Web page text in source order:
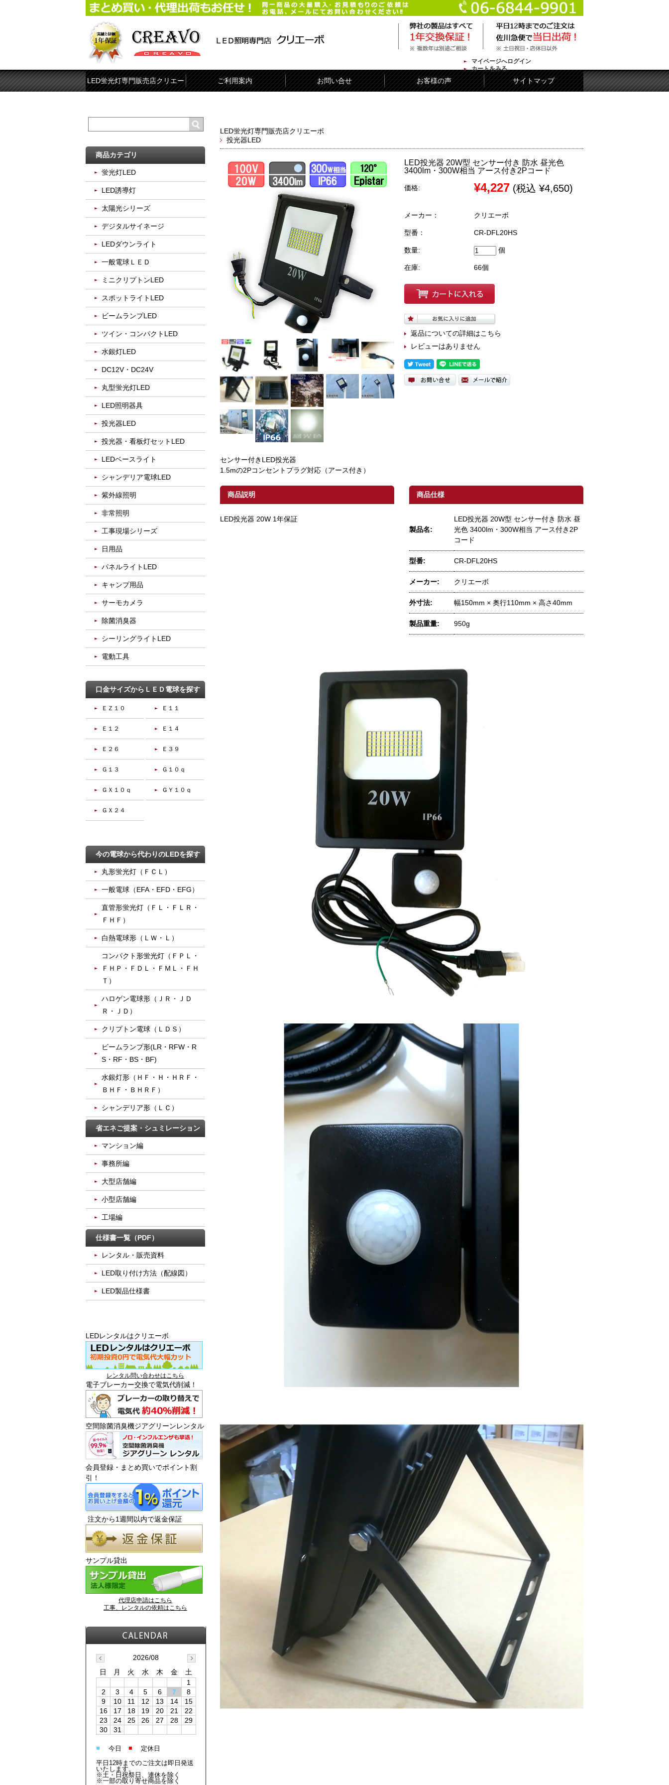
マイページへログイン
カートをみる
LED蛍光灯専門販売店クリエー ご利用案内 お問い合せ お客様の声 サイトマップ
LED蛍光灯専門販売店クリエーボ
投光器LED
LED投光器 20W型 センサー付き 防水 昼光色
3400lm・300W相当 アース付き2Pコード
価格: ¥4,227 (税込 ¥4,650)
メーカー： クリエーボ
型番： CR-DFL20HS
数量: 個
在庫: 66個
返品についての詳細はこちら
レビューはありません
センサー付きLED投光器
1.5mの2Pコンセントプラグ対応（アース付き）
商品説明
LED投光器 20W 1年保証
商品仕様
製品名:
LED投光器 20W型 センサー付き 防水 昼
光色 3400lm・300W相当 アース付き2P
コード
型番: CR-DFL20HS
メーカー: クリエーボ
外寸法: 幅150mm × 奥行110mm × 高さ40mm
製品重量: 950g
商品カテゴリ
蛍光灯LED
LED誘導灯
太陽光シリーズ
デジタルサイネージ
LEDダウンライト
一般電球ＬＥＤ
ミニクリプトンLED
スポットライトLED
ビームランプLED
ツイン・コンパクトLED
水銀灯LED
DC12V・DC24V
丸型蛍光灯LED
LED照明器具
投光器LED
投光器・看板灯セットLED
LEDベースライト
シャンデリア電球LED
紫外線照明
非常照明
工事現場シリーズ
日用品
パネルライトLED
キャンプ用品
サーモカメラ
除菌消臭器
シーリングライトLED
電動工具
口金サイズからＬＥＤ電球を探す
ＥＺ１０ Ｅ１１
Ｅ１２ Ｅ１４
Ｅ２６ Ｅ３９
Ｇ１３ Ｇ１０ｑ
ＧＸ１０ｑ ＧＹ１０ｑ
ＧＸ２４
今の電球から代わりのLEDを探す
丸形蛍光灯（ＦＣＬ）
一般電球（EFA・EFD・EFG）
直管形蛍光灯（ＦＬ・ＦＬＲ・
ＦＨＦ）
白熱電球形（ＬＷ・Ｌ）
コンパクト形蛍光灯（ＦＰＬ・
ＦＨＰ・ＦＤＬ・ＦＭＬ・ＦＨ
Ｔ）
ハロゲン電球形（ＪＲ・ＪＤ
Ｒ・ＪＤ）
クリプトン電球（ＬＤＳ）
ビームランプ形(LR・RFW・R
S・RF・BS・BF)
水銀灯形（ＨＦ・Ｈ・ＨＲＦ・
ＢＨＦ・ＢＨＲＦ）
シャンデリア形（ＬＣ）
省エネご提案・シュミレーション
マンション編
事務所編
大型店舗編
小型店舗編
工場編
仕様書一覧（PDF）
レンタル・販売資料
LED取り付け方法（配線図）
LED製品仕様書
LEDレンタルはクリエーボ
レンタル問い合わせはこちら
電子ブレーカー交換で電気代削減！
空間除菌消臭機ジアグリーンレンタル
会員登録・まとめ買いでポイント割
引！
注文から1週間以内で返金保証
サンプル貸出
代理店申請はこちら
工事、レンタルの依頼はこちら
2026/08
日
月 火 水 木 金
土
1
2
3 4 5 6 7
8
9
10 11 12 13 14
15
16
17 18 19 20 21
22
23
24 25 26 27 28
29
30
31
■ 今日 ■ 定休日
平日12時までのご注文は即日発送
いたします。
※土・日祝祭日、連休を除く
※一部の取り寄せ商品を除く